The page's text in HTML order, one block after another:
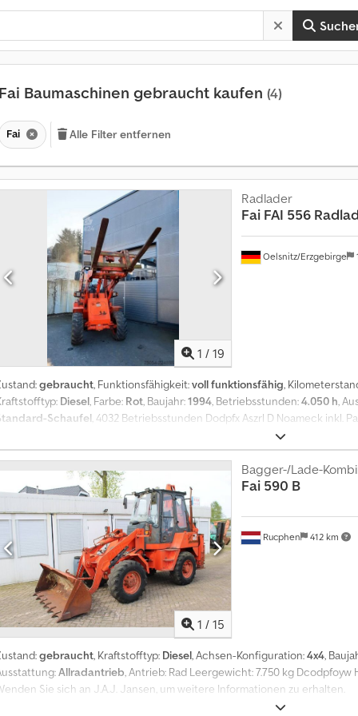
Fai Baumaschinen gebraucht kaufen (4)
Fai Alle Filter entfernen
1 / 19
Oelsnitz/Erzgebirge
Radlader
Fai FAI 556
gebraucht, Funktionsfähigkeit:voll funktionsfähig,
Diesel, Farbe: Rot, Baujahr:1994, Betriebsstunden:4.050 h,
Schaufel, 4032 Betriebsstunden Dodpfx Aszrl D Noameck inkl.
Zwischenverkauf vorbehalten - alle Angaben sind unverbindlich.
sind nicht garantiert. Eine Gewährleistung und /oder Haftung ist
von der oben angeführten Beschreibung nicht ausgeschlossen werden.
eines zum Abschluss kommenden Kaufvertrages ausschließlich das
1 / 15
Rucphen 412 km
Bagger-/Lade-
Fai 590 B
gebraucht, Kraftstofftyp: Diesel, Achsen-Konfiguration:4x4,
Allradantrieb, Antrieb: Rad Leergewicht: 7.750 kg Dcodpfoyw
Sie sich an J.A.J. Jansen, um weitere Informationen zu erhalten.